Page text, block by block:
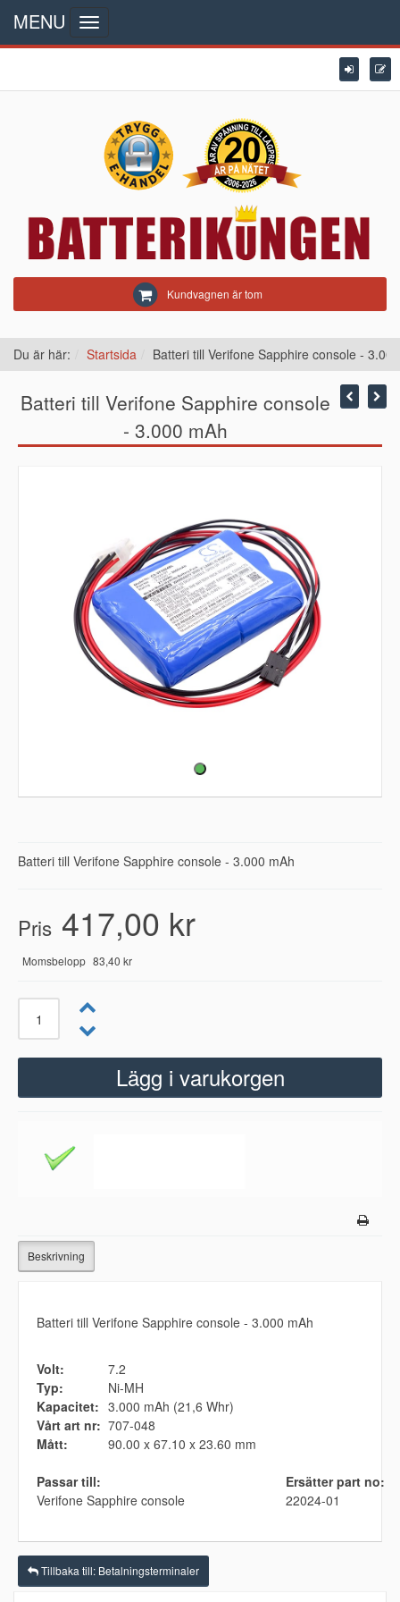
Kundvagnen är tom
MENU
Toggle
navigation
Du är här: Startsida Batteri till Verifone Sapphire console -
Batteri till Verifone Sapphire console
- 3.000 mAh
Batteri till Verifone Sapphire console - 3.000 mAh
Pris 417,00 kr
Momsbelopp 83,40 kr
Beskrivning
Batteri till Verifone Sapphire console - 3.000 mAh
Volt:
7.2
Typ:
Ni-MH
Kapacitet: 3.000 mAh (21,6 Whr)
Vårt art nr: 707-048
Mått:
90.00 x 67.10 x 23.60 mm
Passar till:
Ersätter part no:
Verifone Sapphire console
22024-01
Tillbaka till: Betalningsterminaler